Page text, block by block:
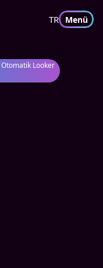
TR Menü
Looker